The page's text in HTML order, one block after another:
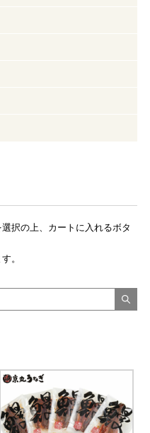
択の上、カートに入れるボタ
。